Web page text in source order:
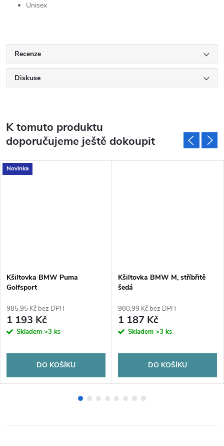
Unisex
Recenze
Diskuse
K tomuto produktu
doporučujeme ještě dokoupit
Novinka
Kšiltovka BMW Puma
Golfsport
985,95 Kč bez DPH
1 193 Kč
Skladem >3 ks
DO KOŠÍKU
Kšiltovka BMW M, stříbřitě
šedá
980,99 Kč bez DPH
1 187 Kč
Skladem >3 ks
DO KOŠÍKU